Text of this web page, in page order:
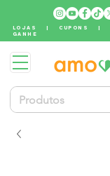
LOJAS | CUPONS
GANHE